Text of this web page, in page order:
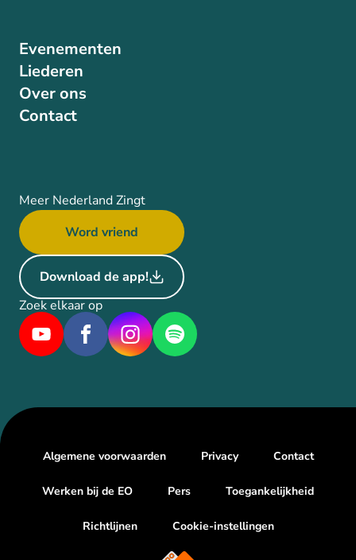
Evenementen
Liederen
Over ons
Contact
Meer Nederland Zingt
Word vriend
Download de app!
Zoek elkaar op
Algemene voorwaarden Privacy Contact
Werken bij de EO Pers Toegankelijkheid
Richtlijnen Cookie-instellingen